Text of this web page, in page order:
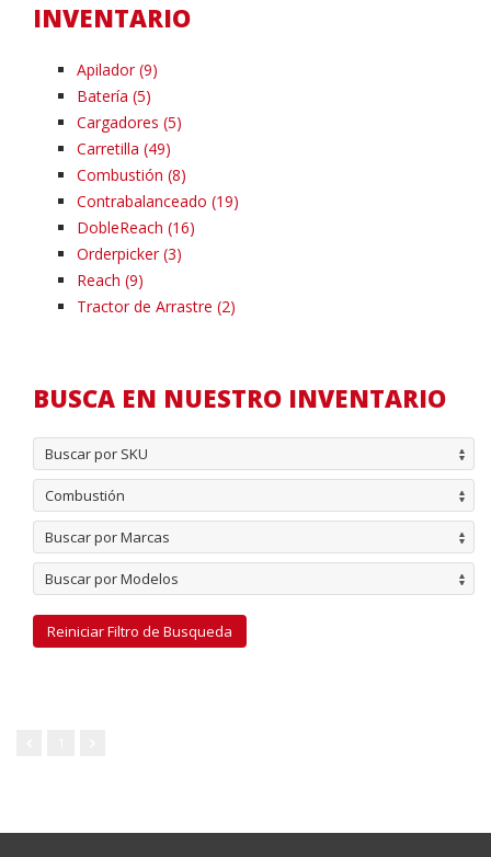
INVENTARIO
Apilador (9)
Batería (5)
Cargadores (5)
Carretilla (49)
Combustión (8)
Contrabalanceado (19)
DobleReach (16)
Orderpicker (3)
Reach (9)
Tractor de Arrastre (2)
BUSCA EN NUESTRO INVENTARIO
Buscar por SKU
Combustión
Buscar por Marcas
Buscar por Modelos
Reiniciar Filtro de Busqueda